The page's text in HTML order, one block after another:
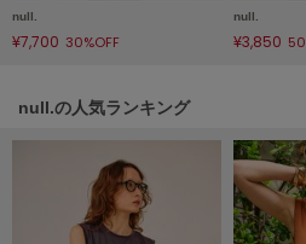
le
le coq sportif
ルコックスポルティフ
null.
¥7,700 30%OFF
null.
¥3,850
null.の人気ランキング